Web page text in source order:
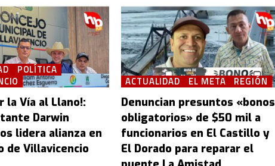
POLÍTICA
la Vía al Llano!:
Darwin
lidera alianza en
de Villavicencio
ACTUALIDAD EL META REGIÓN
Denuncian presuntos «bonos
obligatorios» de $50 mil a
funcionarios en El Castillo y
El Dorado para reparar el